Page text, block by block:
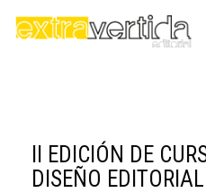
II EDICIÓN DE
DISEÑO EDITORIAL